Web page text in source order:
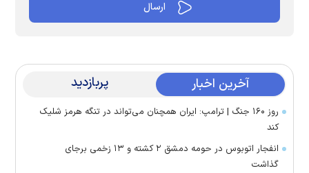
آخرین اخبار پربازدید
روز ۱۶۰ جنگ | ترامپ: ایران همچنان می‌تواند در تنگه هرمز شلیک
کند
انفجار اتوبوس در حومه دمشق ۲ کشته و ۱۳ زخمی برجای
گذاشت